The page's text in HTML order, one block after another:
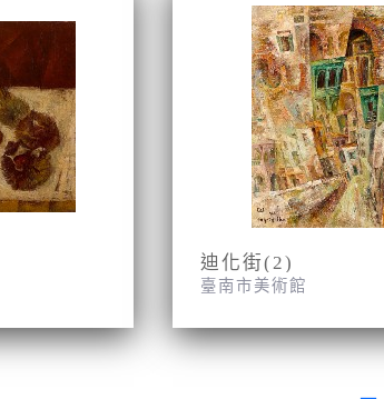
迪化街(2)
臺南市美術館